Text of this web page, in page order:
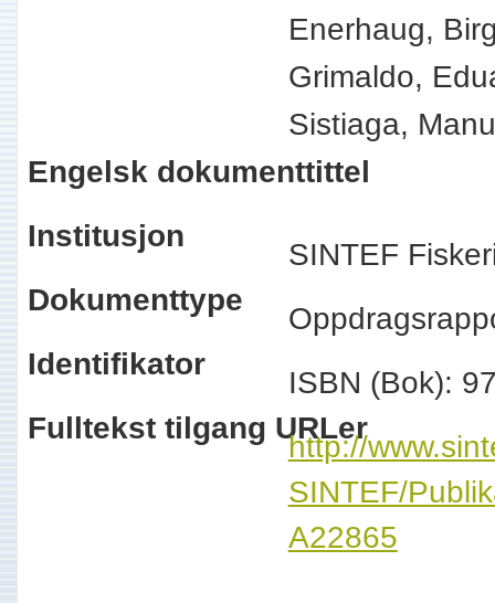
Enerhaug,
Grimaldo,
Sistiaga, Manu
Engelsk dokumenttittel
Institusjon
SINTEF
Dokumenttype
Identifikator
ISBN (Bok):
Fulltekst tilgang URLer
http://
SINTEF/
A22865